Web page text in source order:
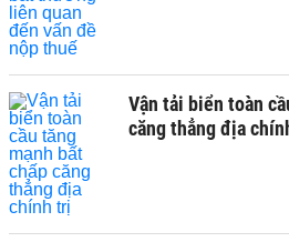
Vận tải biển toàn
căng thẳng địa